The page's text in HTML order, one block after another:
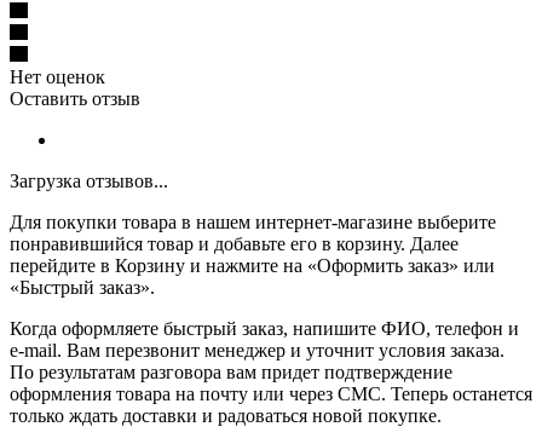
Нет оценок
Оставить отзыв
Загрузка отзывов...
Для покупки товара в нашем интернет-магазине выберите
понравившийся товар и добавьте его в корзину. Далее
перейдите в Корзину и нажмите на «Оформить заказ» или
«Быстрый заказ».
Когда оформляете быстрый заказ, напишите ФИО, телефон и
e-mail. Вам перезвонит менеджер и уточнит условия заказа.
По результатам разговора вам придет подтверждение
оформления товара на почту или через СМС. Теперь останется
только ждать доставки и радоваться новой покупке.